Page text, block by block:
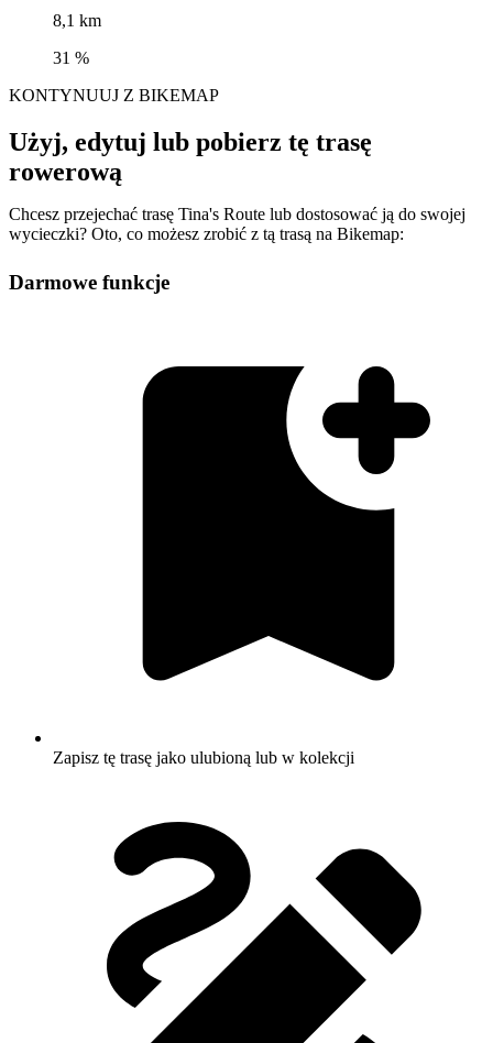
8,1 km
31 %
KONTYNUUJ Z BIKEMAP
Użyj, edytuj lub pobierz tę trasę
rowerową
Chcesz przejechać trasę Tina's Route lub dostosować ją do swojej
wycieczki? Oto, co możesz zrobić z tą trasą na Bikemap:
Darmowe funkcje
Zapisz tę trasę jako ulubioną lub w kolekcji